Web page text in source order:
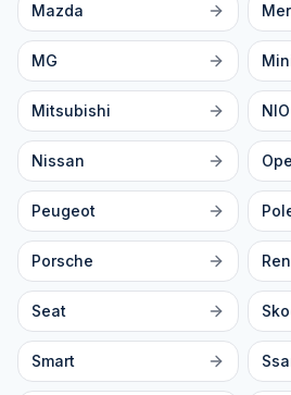
Mazda
MG
Mitsubishi NIO
Nissan
Peugeot
Porsche
Seat
Smart